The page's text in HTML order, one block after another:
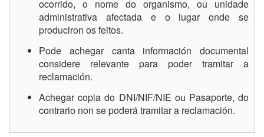
ocorrido, o nome do organismo, ou unidade
administrativa afectada e o lugar onde se
produciron os feitos.
Pode achegar canta información documental
considere relevante para poder tramitar a
reclamación.
Achegar copia do DNI/NIF/NIE ou Pasaporte, do
contrario non se poderá tramitar a reclamación.